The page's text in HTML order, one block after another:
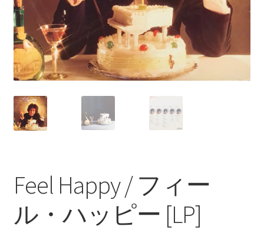
Feel Happy / フィー
ル・ハッピー [LP]